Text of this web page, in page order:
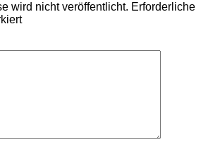
wird nicht veröffentlicht. Erforderliche